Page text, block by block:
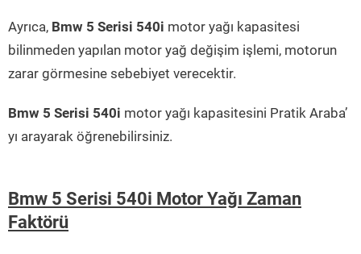
Ayrıca, Bmw 5 Serisi 540i motor yağı kapasitesi
bilinmeden yapılan motor yağ değişim işlemi, motorun
zarar görmesine sebebiyet verecektir.
Bmw 5 Serisi 540i motor yağı kapasitesini Pratik Araba’
yı arayarak öğrenebilirsiniz.
Bmw 5 Serisi 540i Motor Yağı Zaman
Faktörü